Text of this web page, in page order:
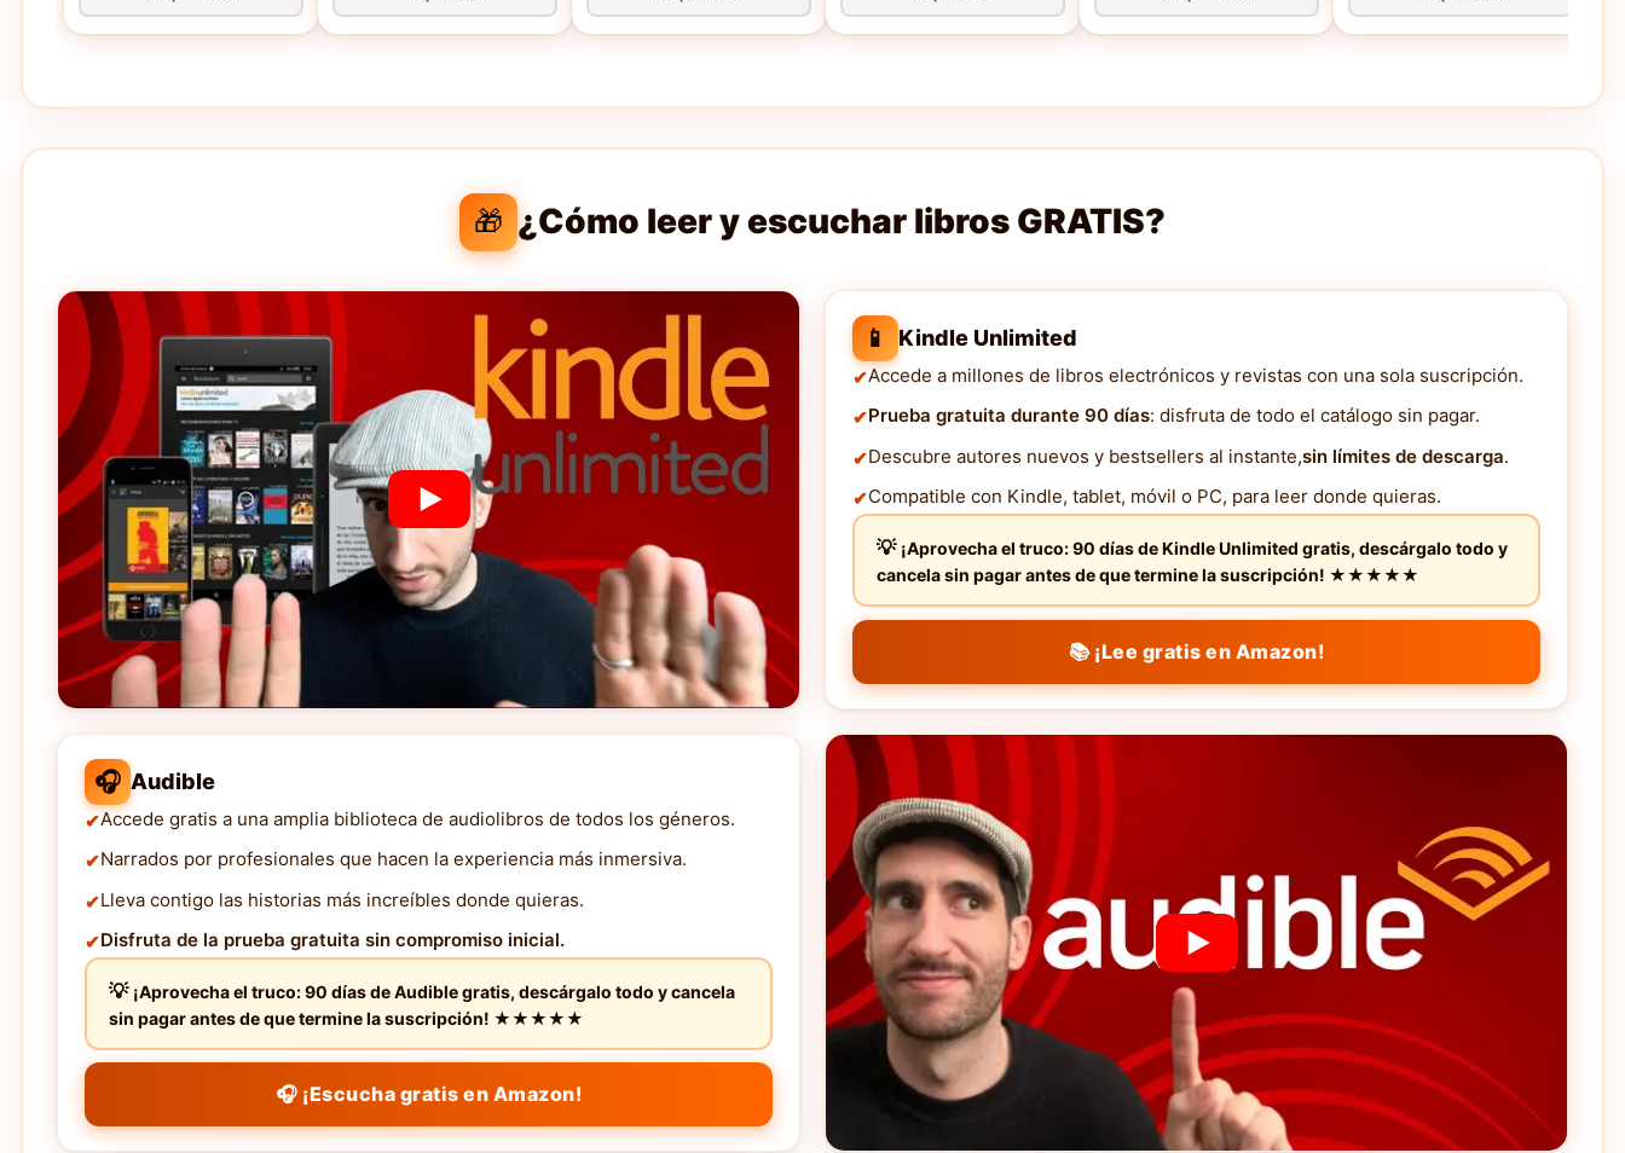
🎁 ¿Cómo leer y escuchar libros GRATIS?
📱 Kindle Unlimited
Accede a millones de libros electrónicos y revistas con una sola suscripción.
Prueba gratuita durante 90 días: disfruta de todo el catálogo sin pagar.
Descubre autores nuevos y bestsellers al instante,sin límites de descarga.
Compatible con Kindle, tablet, móvil o PC, para leer donde quieras.
¡Aprovecha el truco: 90 días de Kindle Unlimited gratis, descárgalo todo y
cancela sin pagar antes de que termine la suscripción! ★★★★★
📚 ¡Lee gratis en Amazon!
🎧 Audible
Accede gratis a una amplia biblioteca de audiolibros de todos los géneros.
Narrados por profesionales que hacen la experiencia más inmersiva.
Lleva contigo las historias más increíbles donde quieras.
Disfruta de la prueba gratuita sin compromiso inicial.
¡Aprovecha el truco: 90 días de Audible gratis, descárgalo todo y cancela
sin pagar antes de que termine la suscripción! ★★★★★
🎧 ¡Escucha gratis en Amazon!